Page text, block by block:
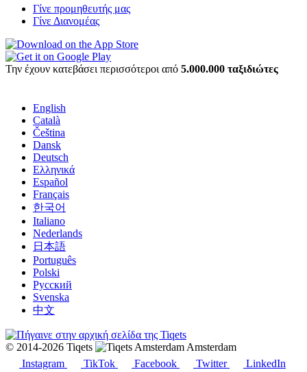
Γίνε προμηθευτής μας
Γίνε Διανομέας
Την έχουν κατεβάσει περισσότεροι από 5.000.000 ταξιδιώτες
English
Català
Čeština
Dansk
Deutsch
Ελληνικά
Español
Français
한국어
Italiano
Nederlands
日本語
Português
Polski
Русский
Svenska
中文
© 2014-2026 Tiqets
Amsterdam
Instagram
TikTok Facebook Twitter LinkedIn